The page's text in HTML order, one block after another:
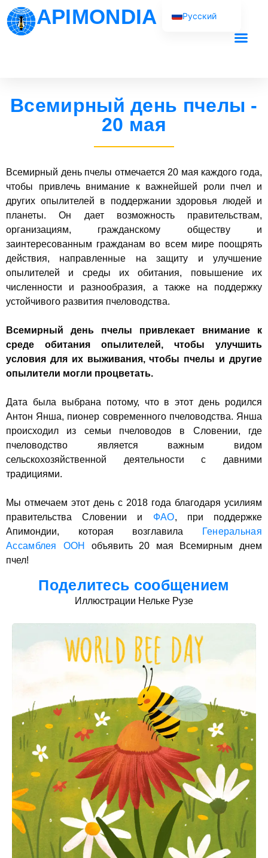
APIMONDIA
Всемирный день пчелы -
20 мая
Всемирный день пчелы отмечается 20 мая каждого года,
чтобы привлечь внимание к важнейшей роли пчел и
других опылителей в поддержании здоровья людей и
планеты. Он дает возможность правительствам,
организациям, гражданскому обществу и
заинтересованным гражданам во всем мире поощрять
действия, направленные на защиту и улучшение
опылителей и среды их обитания, повышение их
численности и разнообразия, а также на поддержку
устойчивого развития пчеловодства.
Всемирный день пчелы привлекает внимание к
среде обитания опылителей, чтобы улучшить
условия для их выживания, чтобы пчелы и другие
опылители могли процветать.
Дата была выбрана потому, что в этот день родился
Антон Янша, пионер современного пчеловодства. Янша
происходил из семьи пчеловодов в Словении, где
пчеловодство является важным видом
сельскохозяйственной деятельности с давними
традициями.
Мы отмечаем этот день с 2018 года благодаря усилиям
правительства Словении и ФАО, при поддержке
Апимондии, которая возглавила
Генеральная
Ассамблея ООН
объявить 20 мая Всемирным днем
пчел!
Поделитесь сообщением
Иллюстрации Нельке Рузе
Русский
العربية